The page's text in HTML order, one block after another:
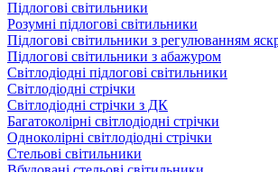
Підлогові світильники
Розумні підлогові світильники
Підлогові світильники з регулюванням
Підлогові світильники з абажуром
Світлодіодні підлогові світильники
Світлодіодні стрічки
Світлодіодні стрічки з ДК
Багатоколірні світлодіодні стрічки
Одноколірні світлодіодні стрічки
Стельові світильники